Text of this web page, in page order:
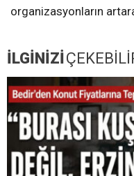
organizasyonların
İLGİNİZİ